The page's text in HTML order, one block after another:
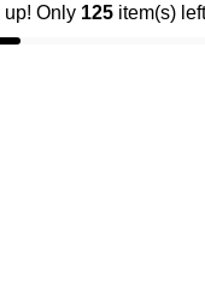
up! Only 125 item(s)